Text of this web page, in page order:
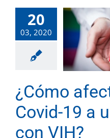
20
03, 2020
¿Cómo
Covid-19 a
con VIH?